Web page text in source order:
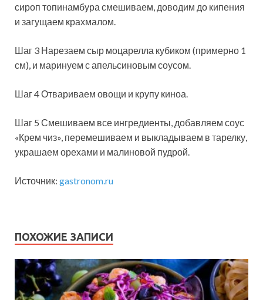
сироп топинамбура смешиваем, доводим до кипения
и загущаем крахмалом.
Шаг 3 Нарезаем сыр моцарелла кубиком (примерно 1
см), и маринуем с апельсиновым соусом.
Шаг 4 Отвариваем овощи и крупу киноа.
Шаг 5 Смешиваем все ингредиенты, добавляем соус
«Крем чиз», перемешиваем и выкладываем в тарелку,
украшаем орехами и малиновой пудрой.
Источник: gastronom.ru
ПОХОЖИЕ ЗАПИСИ